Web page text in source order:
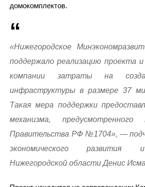
домокомплектов.
«Нижегородское
поддержало реализацию проекта и
компании затраты на
инфраструктуры в размере 37
Такая мера поддержки
механизма, предусмотренного
Правительства РФ №1704», —
экономического развития
Нижегородской области Денис